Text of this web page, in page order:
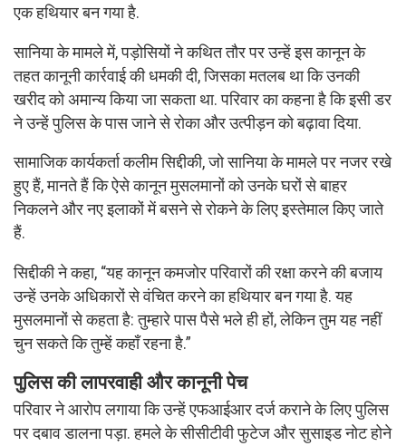
एक हथियार बन गया है.
सानिया के मामले में, पड़ोसियों ने कथित तौर पर उन्हें इस कानून के
तहत कानूनी कार्रवाई की धमकी दी, जिसका मतलब था कि उनकी
खरीद को अमान्य किया जा सकता था. परिवार का कहना है कि इसी डर
ने उन्हें पुलिस के पास जाने से रोका और उत्पीड़न को बढ़ावा दिया.
सामाजिक कार्यकर्ता कलीम सिद्दीकी, जो सानिया के मामले पर नजर रखे
हुए हैं, मानते हैं कि ऐसे कानून मुसलमानों को उनके घरों से बाहर
निकलने और नए इलाकों में बसने से रोकने के लिए इस्तेमाल किए जाते
हैं.
सिद्दीकी ने कहा, “यह कानून कमजोर परिवारों की रक्षा करने की बजाय
उन्हें उनके अधिकारों से वंचित करने का हथियार बन गया है. यह
मुसलमानों से कहता है: तुम्हारे पास पैसे भले ही हों, लेकिन तुम यह नहीं
चुन सकते कि तुम्हें कहाँ रहना है.”
पुलिस की लापरवाही और कानूनी पेच
परिवार ने आरोप लगाया कि उन्हें एफआईआर दर्ज कराने के लिए पुलिस
पर दबाव डालना पड़ा. हमले के सीसीटीवी फुटेज और सुसाइड नोट होने